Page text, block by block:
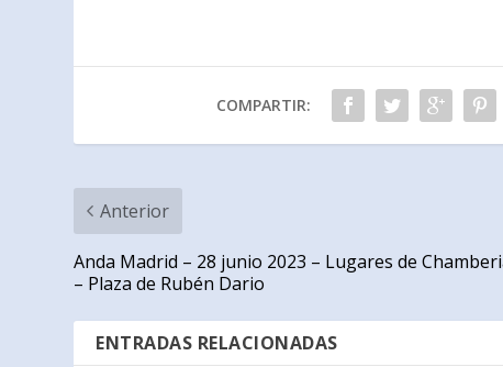
COMPARTIR:
Anterior
Anda Madrid – 28 junio 2023 – Lugares de
– Plaza de Rubén Dario
ENTRADAS RELACIONADAS